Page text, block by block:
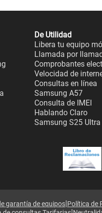
De Utilidad
Libera tu equipo
Llamada por
Comprobantes
Velocidad de
Consultas en línea
Samsung A57
Consulta de IMEI
Hablando Claro
Samsung S25 Ultra
garantía de equipos|Política de